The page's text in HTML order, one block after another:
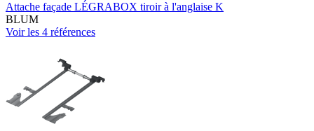
Attache façade LÉGRABOX tiroir à l'anglaise K
BLUM
Voir les 4 références